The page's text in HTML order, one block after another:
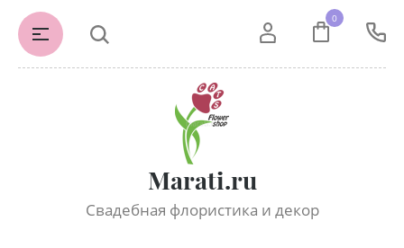
Marati.ru
Свадебная флористика и декор
0